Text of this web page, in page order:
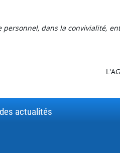
personnel, dans la convivialité,
actualités